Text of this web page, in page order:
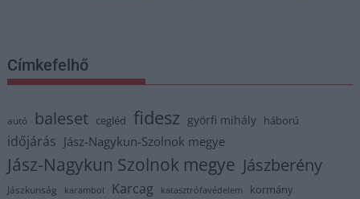
Címkefelhő
autó baleset cegléd fidesz györfi mihály háború
időjárás Jász-Nagykun-Szolnok megye
Jász-Nagykun Szolnok megye Jászberény
Jászkunság karambol Karcag katasztrófavédelem kormány